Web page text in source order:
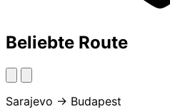
Beliebte Route
Sarajevo → Budapest